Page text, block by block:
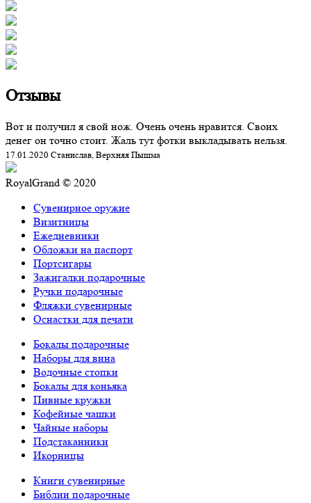
Отзывы
Вот и получил я свой нож. Очень очень нравится. Своих
денег он точно стоит. Жаль тут фотки выкладывать нельзя.
17.01.2020 Станислав, Верхняя Пышма
RoyalGrand © 2020
Сувенирное оружие
Визитницы
Ежедневники
Обложки на паспорт
Портсигары
Зажигалки подарочные
Ручки подарочные
Фляжки сувенирные
Оснастки для печати
Бокалы подарочные
Наборы для вина
Водочные стопки
Бокалы для коньяка
Пивные кружки
Кофейные чашки
Чайные наборы
Подстаканники
Икорницы
Книги сувенирные
Библии подарочные